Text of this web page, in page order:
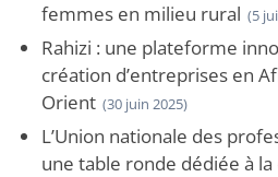
femmes en milieu rural (5
Rahizi : une plateforme
création d’entreprises en
Orient (30 juin 2025)
L’Union nationale des
une table ronde dédiée à